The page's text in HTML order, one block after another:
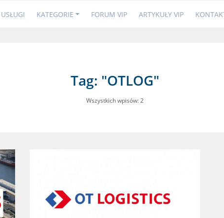
USŁUGI KATEGORIE FORUM VIP ARTYKUŁY VIP
Tag: "OTLOG"
Wszystkich wpisów: 2